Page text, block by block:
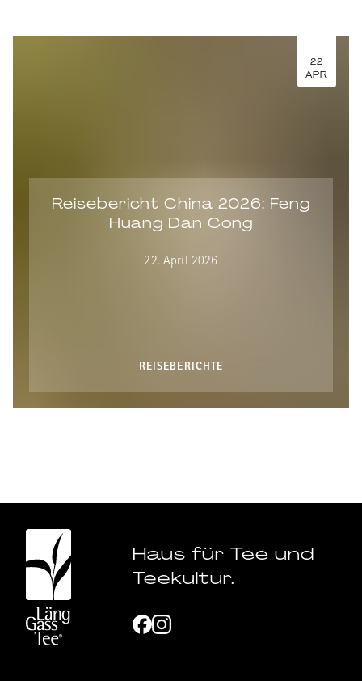
22
APR
Reisebericht China 2026: Feng
Huang Dan Cong
22. April 2026
REISEBERICHTE
Haus für Tee und
Teekultur.